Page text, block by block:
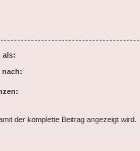
als:
nach:
der komplette Beitrag angezeigt wird.